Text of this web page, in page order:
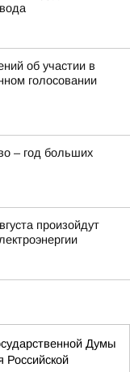
об участии в
голосовании
– год больших
произойдут
Думы
Российской